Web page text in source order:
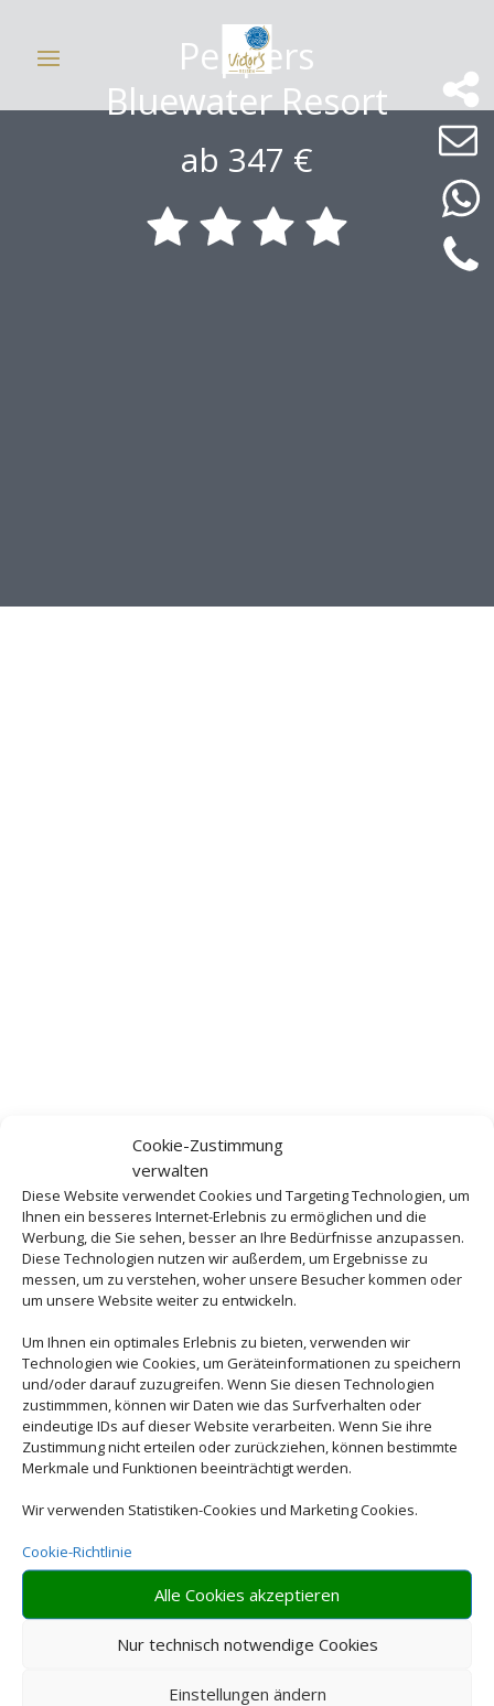
Cookie-Zustimmung
verwalten
Diese Website verwendet Cookies und Targeting Technologien, um
Ihnen ein besseres Internet-Erlebnis zu ermöglichen und die
Werbung, die Sie sehen, besser an Ihre Bedürfnisse anzupassen.
Diese Technologien nutzen wir außerdem, um Ergebnisse zu
messen, um zu verstehen, woher unsere Besucher kommen oder
um unsere Website weiter zu entwickeln.
Um Ihnen ein optimales Erlebnis zu bieten, verwenden wir
Technologien wie Cookies, um Geräteinformationen zu speichern
und/oder darauf zuzugreifen. Wenn Sie diesen Technologien
zustimmmen, können wir Daten wie das Surfverhalten oder
eindeutige IDs auf dieser Website verarbeiten. Wenn Sie ihre
Zustimmung nicht erteilen oder zurückziehen, können bestimmte
Merkmale und Funktionen beeinträchtigt werden.
Wir verwenden Statistiken-Cookies und Marketing Cookies.
Cookie-Richtlinie
Alle Cookies akzeptieren
Nur technisch notwendige Cookies
Einstellungen ändern
Peppers
Bluewater Resort
ab 347 €